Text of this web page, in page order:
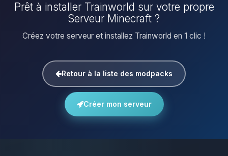
Prêt à installer Trainworld sur votre propre
Serveur Minecraft ?
Créez votre serveur et installez Trainworld en 1 clic !
Retour à la liste des modpacks
Créer mon serveur